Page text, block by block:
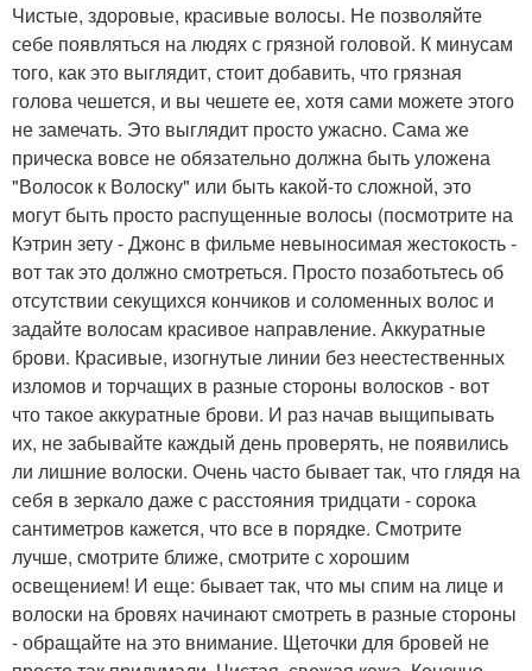
Чистые, здоровые, красивые волосы. Не позволяйте
себе появляться на людях с грязной головой. К минусам
того, как это выглядит, стоит добавить, что грязная
голова чешется, и вы чешете ее, хотя сами можете этого
не замечать. Это выглядит просто ужасно. Сама же
прическа вовсе не обязательно должна быть уложена
"Волосок к Волоску" или быть какой-то сложной, это
могут быть просто распущенные волосы (посмотрите на
Кэтрин зету - Джонс в фильме невыносимая жестокость -
вот так это должно смотреться. Просто позаботьтесь об
отсутствии секущихся кончиков и соломенных волос и
задайте волосам красивое направление. Аккуратные
брови. Красивые, изогнутые линии без неестественных
изломов и торчащих в разные стороны волосков - вот
что такое аккуратные брови. И раз начав выщипывать
их, не забывайте каждый день проверять, не появились
ли лишние волоски. Очень часто бывает так, что глядя на
себя в зеркало даже с расстояния тридцати - сорока
сантиметров кажется, что все в порядке. Смотрите
лучше, смотрите ближе, смотрите с хорошим
освещением! И еще: бывает так, что мы спим на лице и
волоски на бровях начинают смотреть в разные стороны
- обращайте на это внимание. Щеточки для бровей не